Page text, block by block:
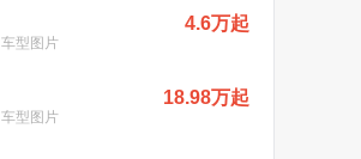
车型图片
4.6万起
车型图片
18.98万起